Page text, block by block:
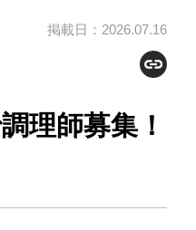
掲載日：2026.07.16
理師募集！